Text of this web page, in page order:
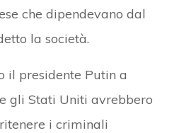
che dipendevano dal
la società.
il presidente Putin a
gli Stati Uniti avrebbero
i criminali